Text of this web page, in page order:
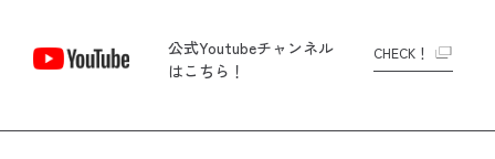
公式Youtubeチャンネル
はこちら！
CHECK！